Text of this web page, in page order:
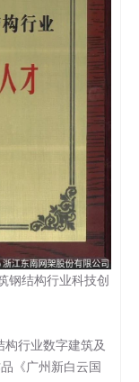
钢结构行业科技创
行业数字建筑及
《广州新白云国